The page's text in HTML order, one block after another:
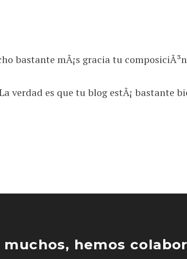
bastante mÃ¡s gracia tu
verdad es que tu blog estÃ¡ bastante
muchos, hemos